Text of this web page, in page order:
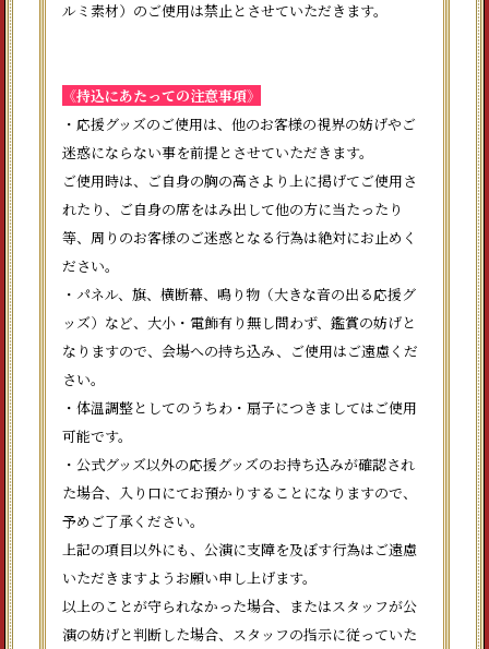
ルミ素材）のご使用は禁止とさせていただきます。
《持込にあたっての注意事項》
・応援グッズのご使用は、他のお客様の視界の妨げやご
迷惑にならない事を前提とさせていただきます。
ご使用時は、ご自身の胸の高さより上に掲げてご使用さ
れたり、ご自身の席をはみ出して他の方に当たったり
等、周りのお客様のご迷惑となる行為は絶対にお止めく
ださい。
・パネル、旗、横断幕、鳴り物（大きな音の出る応援グ
ッズ）など、大小・電飾有り無し問わず、鑑賞の妨げと
なりますので、会場への持ち込み、ご使用はご遠慮くだ
さい。
・体温調整としてのうちわ・扇子につきましてはご使用
可能です。
・公式グッズ以外の応援グッズのお持ち込みが確認され
た場合、入り口にてお預かりすることになりますので、
予めご了承ください。
上記の項目以外にも、公演に支障を及ぼす行為はご遠慮
いただきますようお願い申し上げます。
以上のことが守られなかった場合、またはスタッフが公
演の妨げと判断した場合、スタッフの指示に従っていた